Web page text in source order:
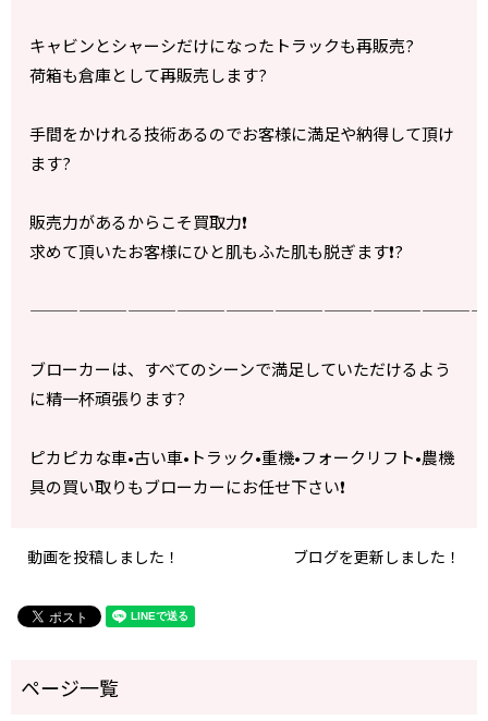
キャビンとシャーシだけになったトラックも再販売?
荷箱も倉庫として再販売します?
手間をかけれる技術あるのでお客様に満足や納得して頂け
ます?
販売力があるからこそ買取力❗️
求めて頂いたお客様にひと肌もふた肌も脱ぎます❗️?
ブローカーは、すべてのシーンで満足していただけるよう
に精一杯頑張ります?
ピカピカな車•古い車•トラック•重機•フォークリフト•農機
具の買い取りもブローカーにお任せ下さい❗️
動画を投稿しました！ ブログを更新しました！